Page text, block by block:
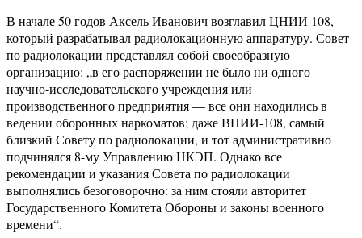
В начале 50 годов Аксель Иванович возглавил ЦНИИ 108,
который разрабатывал радиолокационную аппаратуру. Совет
по радиолокации представлял собой своеобразную
организацию: „в его распоряжении не было ни одного
научно-исследовательского учреждения или
производственного предприятия — все они находились в
ведении оборонных наркоматов; даже ВНИИ-108, самый
близкий Совету по радиолокации, и тот административно
подчинялся 8-му Управлению НКЭП. Однако все
рекомендации и указания Совета по радиолокации
выполнялись безоговорочно: за ним стояли авторитет
Государственного Комитета Обороны и законы военного
времени“.